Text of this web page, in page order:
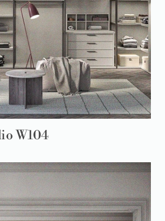
W104